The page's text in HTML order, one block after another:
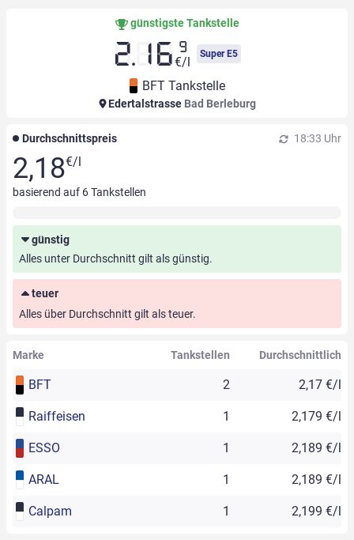
günstigste Tankstelle
2.16 9
€/l
Super E5
BFT Tankstelle
Edertalstrasse Bad Berleburg
Durchschnittspreis 18:33 Uhr
2,18€/l
basierend auf 6Tankstellen
günstig
Alles unter Durchschnitt gilt als günstig.
teuer
Alles über Durchschnitt gilt als teuer.
Marke Tankstellen Durchschnittlich
BFT 2 2,17 €/l
Raiffeisen 1 2,179 €/l
ESSO 1 2,189 €/l
ARAL 1 2,189 €/l
Calpam 1 2,199 €/l